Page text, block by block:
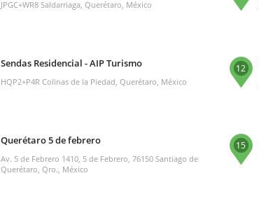
JPGC+WR8 Saldarriaga, Querétaro, México
Sendas Residencial - AIP Turismo
HQP2+P4R Colinas de la Piedad, Querétaro, México
12
Querétaro 5 de febrero
Av. 5 de Febrero 1410, 5 de Febrero, 76150 Santiago de
Querétaro, Qro., México
15